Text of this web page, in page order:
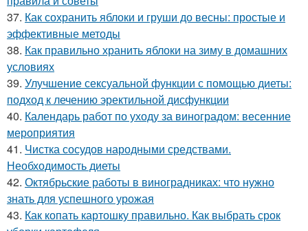
37. Как сохранить яблоки и груши до весны: простые и
эффективные методы
38. Как правильно хранить яблоки на зиму в домашних
условиях
39. Улучшение сексуальной функции с помощью диеты:
подход к лечению эректильной дисфункции
40. Календарь работ по уходу за виноградом: весенние
мероприятия
41. Чистка сосудов народными средствами.
Необходимость диеты
42. Октябрьские работы в виноградниках: что нужно
знать для успешного урожая
43. Как копать картошку правильно. Как выбрать срок